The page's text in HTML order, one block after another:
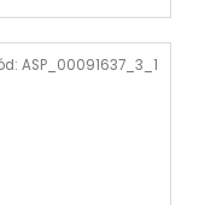
ASP_00091637_3_1